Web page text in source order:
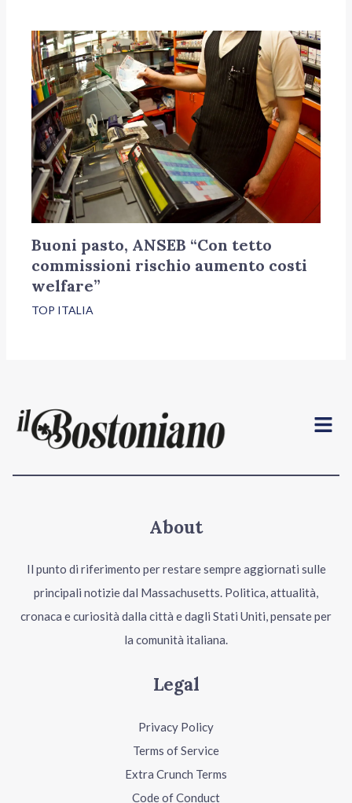
Buoni pasto, ANSEB “Con tetto
commissioni rischio aumento costi
welfare”
TOP ITALIA
Menu
About
Il punto di riferimento per restare sempre aggiornati sulle
principali notizie dal Massachusetts. Politica, attualità,
cronaca e curiosità dalla città e dagli Stati Uniti, pensate per
la comunità italiana.
Legal
Privacy Policy
Terms of Service
Extra Crunch Terms
Code of Conduct